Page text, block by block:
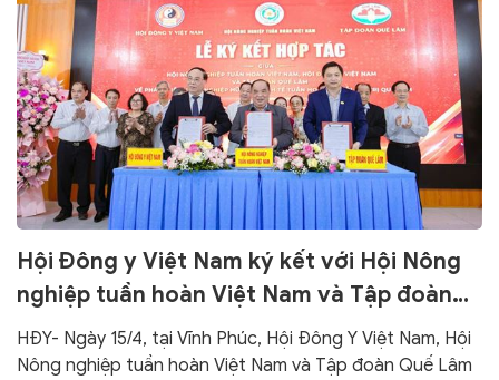
Hội Đông y Việt Nam ký kết với Hội Nông
nghiệp tuần hoàn Việt Nam và Tập đoàn
Quế Lâm
HĐY- Ngày 15/4, tại Vĩnh Phúc, Hội Đông Y Việt Nam, Hội
Nông nghiệp tuần hoàn Việt Nam và Tập đoàn Quế Lâm